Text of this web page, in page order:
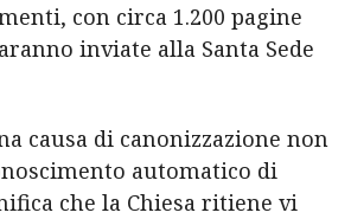
con circa 1.200 pagine
inviate alla Santa Sede
causa di canonizzazione non
automatico di
che la Chiesa ritiene vi